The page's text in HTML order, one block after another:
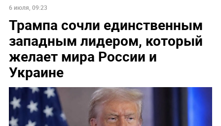
6 июля, 09:23
Трампа сочли единственным
западным лидером, который
желает мира России и
Украине